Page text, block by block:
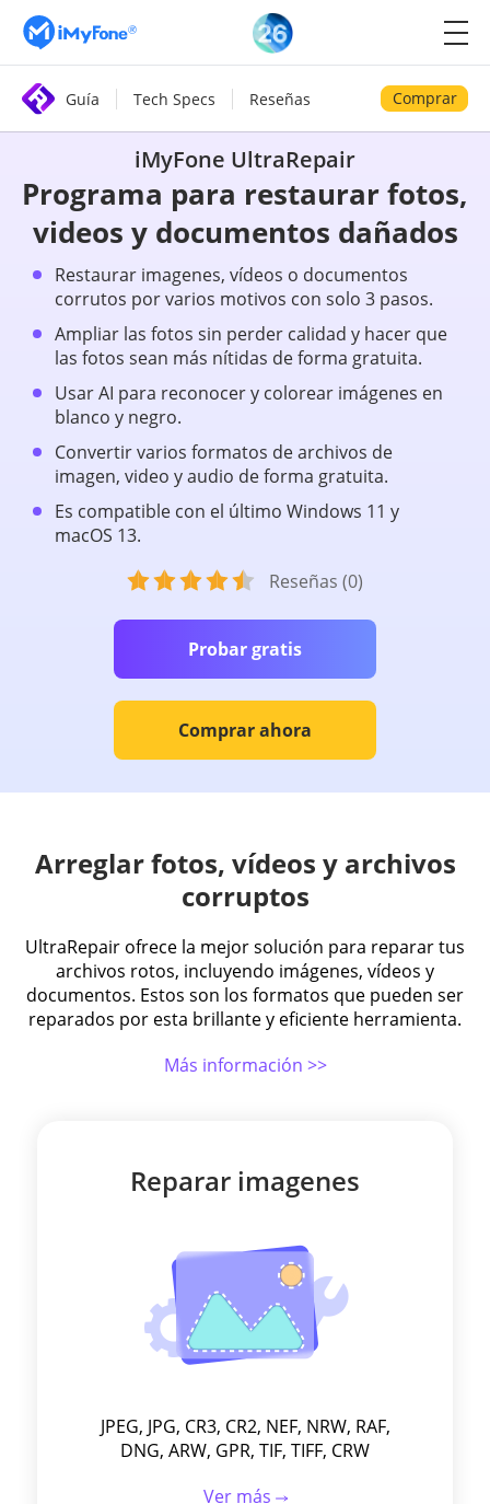
Guía Tech Specs Reseñas Comprar
iMyFone UltraRepair
Programa para restaurar fotos,
videos y documentos dañados
Restaurar imagenes, vídeos o documentos
corrutos por varios motivos con solo 3 pasos.
Ampliar las fotos sin perder calidad y hacer que
las fotos sean más nítidas de forma gratuita.
Usar AI para reconocer y colorear imágenes en
blanco y negro.
Convertir varios formatos de archivos de
imagen, video y audio de forma gratuita.
Es compatible con el último Windows 11 y
macOS 13.
Reseñas (0)
Probar gratis
Comprar ahora
Arreglar fotos, vídeos y archivos
corruptos
UltraRepair ofrece la mejor solución para reparar tus
archivos rotos, incluyendo imágenes, vídeos y
documentos. Estos son los formatos que pueden ser
reparados por esta brillante y eficiente herramienta.
Más información >>
Reparar imagenes
JPEG, JPG, CR3, CR2, NEF, NRW, RAF,
DNG, ARW, GPR, TIF, TIFF, CRW
Ver más